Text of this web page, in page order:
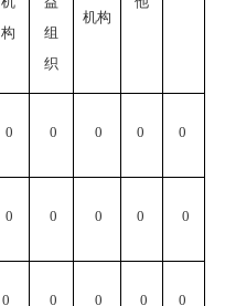
构
组
织
机构
0 0 0 0 0
0 0 0 0 0
0 0 0 0 0